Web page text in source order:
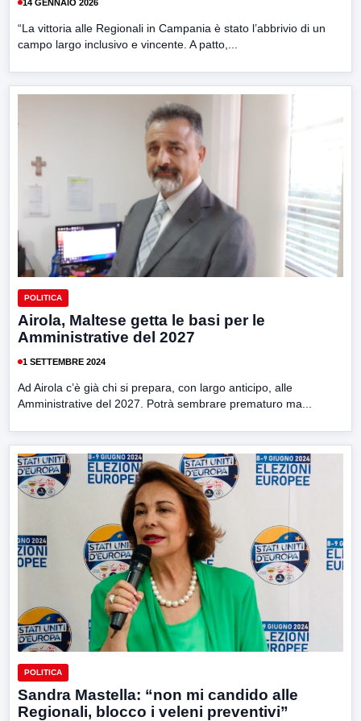
14 GENNAIO 2026
“La vittoria alle Regionali in Campania è stato l’abbrivio di un
campo largo inclusivo e vincente. A patto,...
POLITICA
Airola, Maltese getta le basi per le
Amministrative del 2027
1 SETTEMBRE 2024
Ad Airola c’è già chi si prepara, con largo anticipo, alle
Amministrative del 2027. Potrà sembrare prematuro ma...
POLITICA
Sandra Mastella: “non mi candido alle
Regionali, blocco i veleni preventivi”